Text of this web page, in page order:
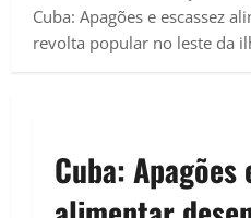
Cuba: Apagões e escassez
revolta popular no leste da
Cuba: Apagões